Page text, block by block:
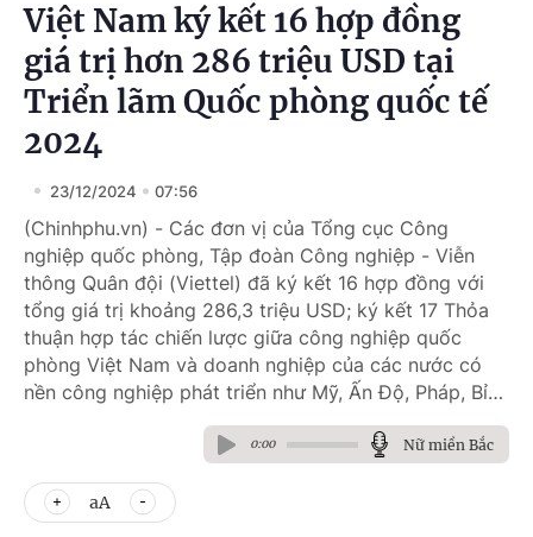
Việt Nam ký kết 16 hợp đồng
giá trị hơn 286 triệu USD tại
Triển lãm Quốc phòng quốc tế
2024
23/12/2024 07:56
(Chinhphu.vn) - Các đơn vị của Tổng cục Công
nghiệp quốc phòng, Tập đoàn Công nghiệp - Viễn
thông Quân đội (Viettel) đã ký kết 16 hợp đồng với
tổng giá trị khoảng 286,3 triệu USD; ký kết 17 Thỏa
thuận hợp tác chiến lược giữa công nghiệp quốc
phòng Việt Nam và doanh nghiệp của các nước có
nền công nghiệp phát triển như Mỹ, Ấn Độ, Pháp, Bỉ…
0:00 Nữ miền Bắc
aA